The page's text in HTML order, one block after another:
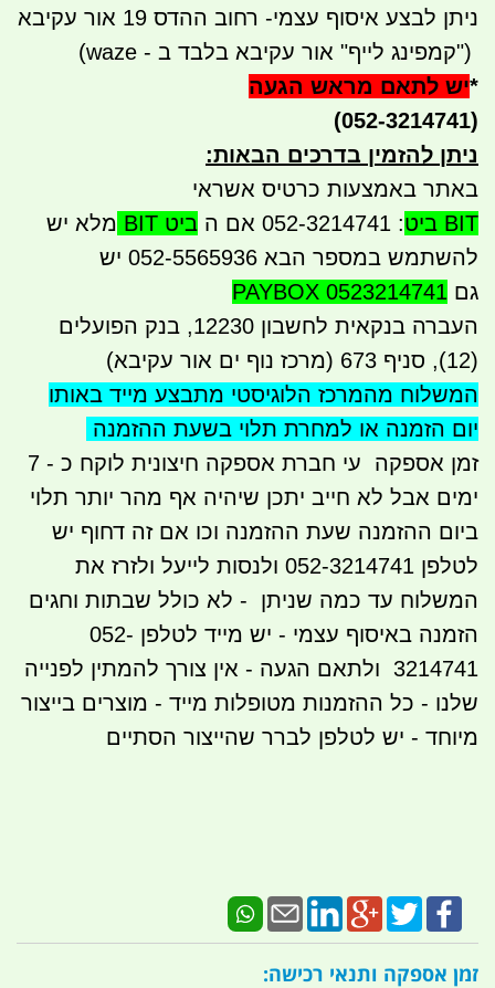
ניתן לבצע איסוף עצמי- רחוב ההדס 19 אור עקיבא
")קמפינג לייף" אור עקיבא בלבד ב - waze)
*יש לתאם מראש הגעה
(052-3214741)
ניתן להזמין בדרכים הבאות:
באתר באמצעות כרטיס אשראי
BIT ביט
: 052-3214741 אם ה ביט BIT
מלא יש
להשתמש במספר הבא 052-5565936 יש
גם PAYBOX 0523214741
העברה בנקאית לחשבון 12230, בנק הפועלים
(12), סניף 673 (מרכז נוף ים אור עקיבא)
המשלוח מהמרכז הלוגיסטי מתבצע מייד באותו
יום הזמנה או למחרת תלוי בשעת ההזמנה
זמן אספקה עי חברת אספקה חיצונית לוקח כ - 7
ימים אבל לא חייב יתכן שיהיה אף מהר יותר תלוי
ביום ההזמנה שעת ההזמנה וכו אם זה דחוף יש
לטלפן 052-3214741 ולנסות לייעל ולזרז את
המשלוח עד כמה שניתן - לא כולל שבתות וחגים
הזמנה באיסוף עצמי - יש מייד לטלפן 052-
3214741 ולתאם הגעה - אין צורך להמתין לפנייה
שלנו - כל ההזמנות מטופלות מייד - מוצרים בייצור
מיוחד - יש לטלפן לברר שהייצור הסתיים
זמן אספקה ותנאי רכישה: